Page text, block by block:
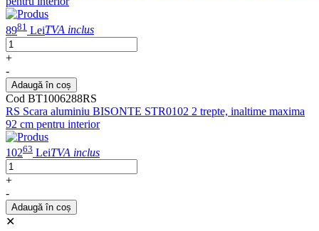
8981 LeiTVA inclus
+
-
Adaugă în coș
Cod BT1006288RS
RS Scara aluminiu BISONTE STR0102 2 trepte, inaltime maxima
92 cm pentru interior
10263 LeiTVA inclus
+
-
Adaugă în coș
✕